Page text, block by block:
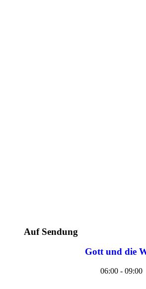
Auf Sendung
Gott und die
06:00 - 09:00